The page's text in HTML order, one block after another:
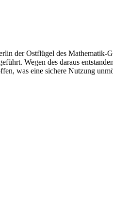
der Ostflügel des Mathematik-
Wegen des daraus
was eine sichere Nutzung